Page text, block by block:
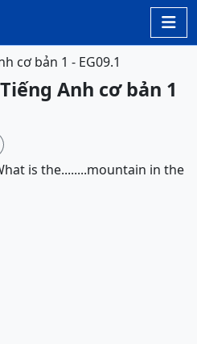

cơ bản 1 - EG09.1
Anh cơ bản 1
is the........mountain in the